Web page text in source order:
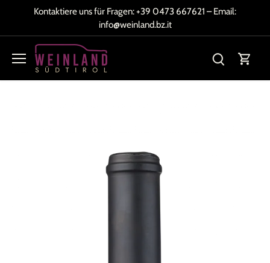
Kontaktiere uns für Fragen:+39 0473 667621 – Email:
info@weinland.bz.it